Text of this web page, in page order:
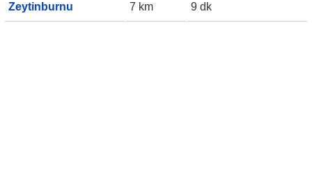
Zeytinburnu 7 km 9 dk